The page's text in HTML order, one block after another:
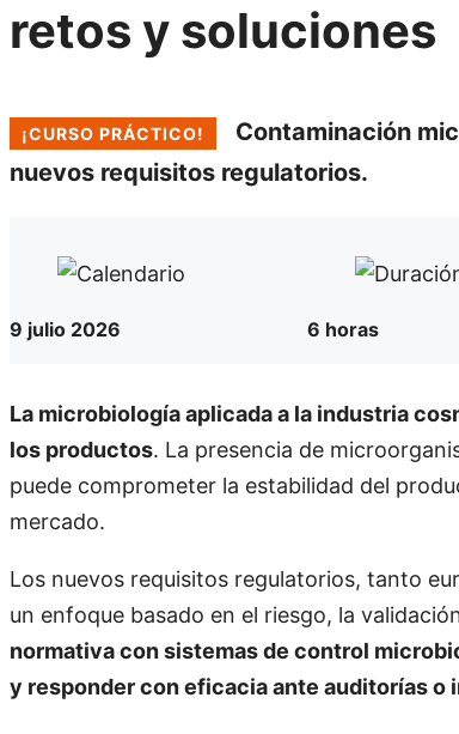
retos y soluciones
¡CURSO PRÁCTICO!
Contaminación
nuevos requisitos regulatorios.
9 julio 2026 6 horas
La microbiología aplicada a la industria
los productos. La presencia de
puede comprometer la estabilidad del
mercado.
Los nuevos requisitos regulatorios, tanto
un enfoque basado en el riesgo, la
normativa con sistemas de control
y responder con eficacia ante auditorías